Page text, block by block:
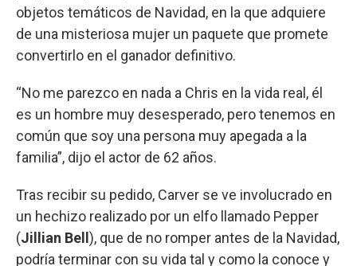
objetos temáticos de Navidad, en la que adquiere
de una misteriosa mujer un paquete que promete
convertirlo en el ganador definitivo.
“No me parezco en nada a Chris en la vida real, él
es un hombre muy desesperado, pero tenemos en
común que soy una persona muy apegada a la
familia”, dijo el actor de 62 años.
Tras recibir su pedido, Carver se ve involucrado en
un hechizo realizado por un elfo llamado Pepper
(Jillian Bell ), que de no romper antes de la Navidad,
podría terminar con su vida tal y como la conoce y